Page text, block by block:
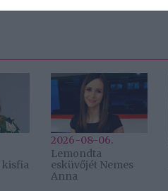
kisfia
2026-08-06.
Lemondta
esküvőjét Nemes
Anna